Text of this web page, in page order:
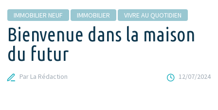
IMMOBILIER NEUF IMMOBILIER VIVRE AU QUOTIDIEN
Bienvenue dans la maison
du futur
Par La Rédaction 12/07/2024